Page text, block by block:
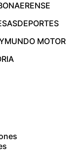
DEPORTES
MUNDO MOTOR